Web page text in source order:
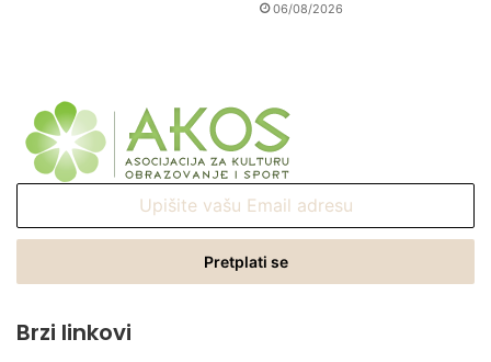
06/08/2026
Email
Brzi linkovi